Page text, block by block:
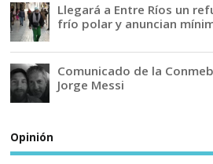
Llegará a Entre Ríos un
frío polar y anuncian
Comunicado de la
Jorge Messi
Opinión